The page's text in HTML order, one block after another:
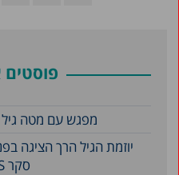
פוסטים
מפגש עם מטה
יוזמת הגיל הרך הציגה
סקר TALIS